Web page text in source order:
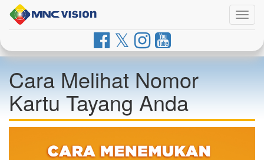
Cara Melihat Nomor
Kartu Tayang Anda